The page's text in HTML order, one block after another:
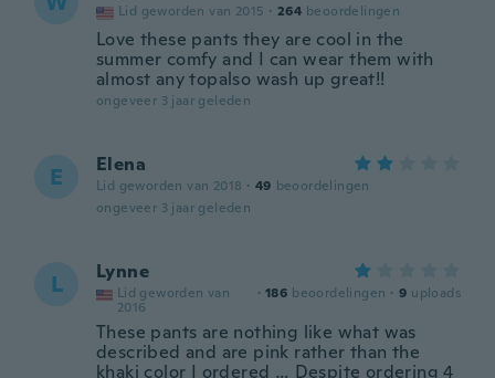
Lid geworden van 2015 · 264 beoordelingen
Love these pants they are cool in the
summer comfy and I can wear them with
almost any topalso wash up great!!
ongeveer 3 jaar geleden
E Elena
Lid geworden van 2018 · 49 beoordelingen
ongeveer 3 jaar geleden
L Lynne
Lid geworden van
2016
· 186 beoordelingen · 9 uploads
These pants are nothing like what was
described and are pink rather than the
khaki color I ordered … Despite ordering 4